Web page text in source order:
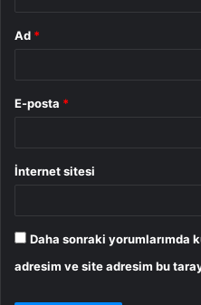
Ad *
E-posta *
İnternet sitesi
Daha sonraki yorumlarımda
adresim ve site adresim bu